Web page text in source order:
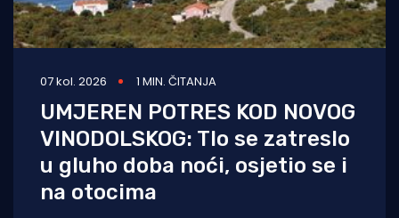
07 kol. 2026 1 MIN. ČITANJA
UMJEREN POTRES KOD NOVOG
VINODOLSKOG: Tlo se zatreslo
u gluho doba noći, osjetio se i
na otocima